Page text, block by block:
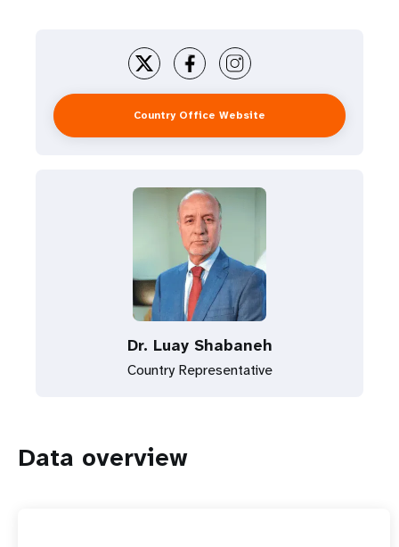
Country Office Website
Dr. Luay Shabaneh
Country Representative
Data overview